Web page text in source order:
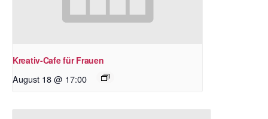
Kreativ-Cafe für Frauen
August 18 @ 17:00